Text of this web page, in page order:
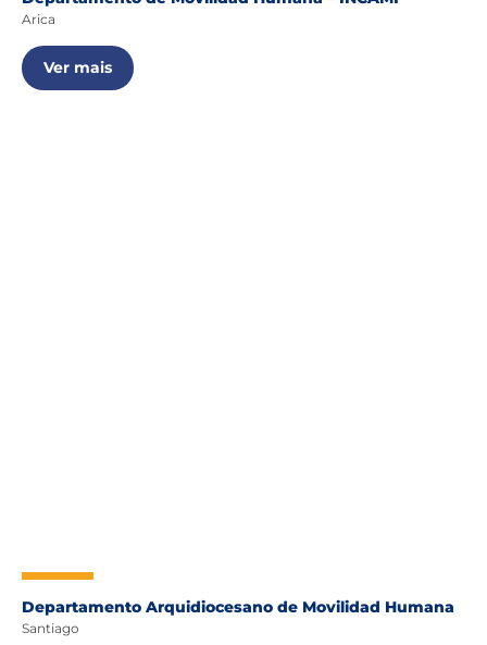
Arica
Ver mais
Departamento Arquidiocesano de Movilidad Humana
Santiago